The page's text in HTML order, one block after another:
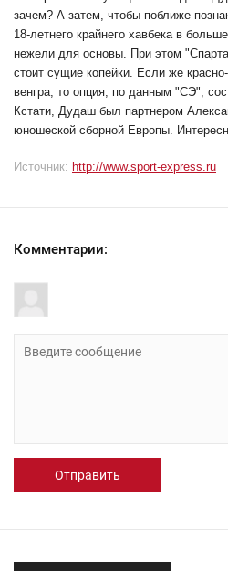
зачем? А затем, чтобы поближе
18-летнего крайнего хавбека в
нежели для основы. При этом
стоит сущие копейки. Если же
венгра, то опция, по данным "СЭ",
Кстати, Дудаш был партнером
юношеской сборной Европы.
Источник: http://www.sport-express.ru
Комментарии:
Отправить